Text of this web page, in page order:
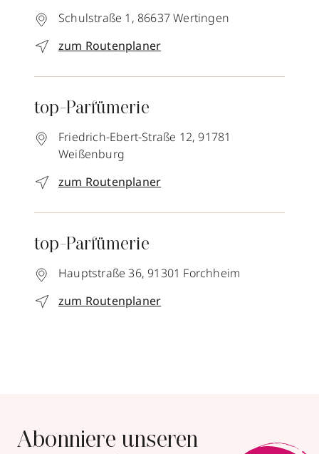
Schulstraße 1, 86637Wertingen
zum Routenplaner
top-Parfümerie
Friedrich-Ebert-Straße 12, 91781
Weißenburg
zum Routenplaner
top-Parfümerie
Hauptstraße 36, 91301 Forchheim
zum Routenplaner
Abonniere unseren